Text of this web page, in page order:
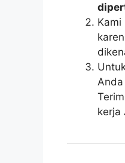
kerja